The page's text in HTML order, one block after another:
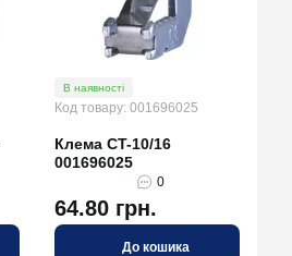
В наявності
Код товару: 001696025
Клема CT-10/16
001696025
0
64.80 грн.
До кошика